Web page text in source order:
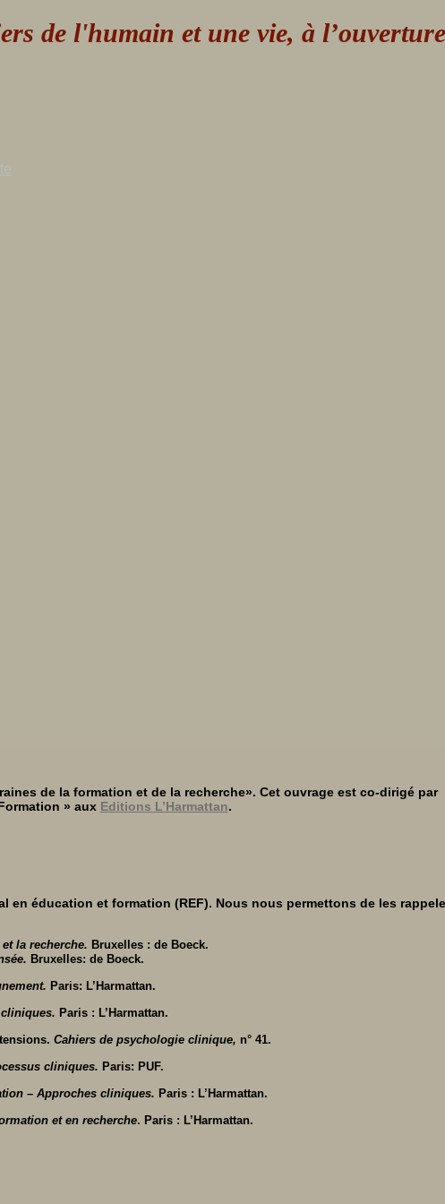
de l'humain et une vie, à l’ouverture
de la formation et de la recherche». Cet ouvrage est co-dirigé par
» aux Editions L’Harmattan.
éducation et formation (REF). Nous nous permettons de les
la recherche. Bruxelles : de Boeck.
Bruxelles: de Boeck.
Paris: L’Harmattan.
Paris : L’Harmattan.
Cahiers de psychologie clinique, n° 41.
cliniques. Paris: PUF.
– Approches cliniques. Paris : L’Harmattan.
et en recherche. Paris : L’Harmattan.